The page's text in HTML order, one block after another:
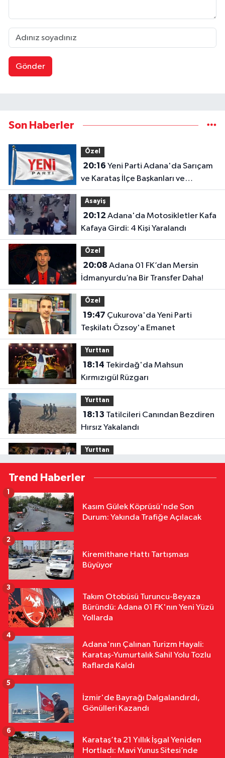
Gönder
Son Haberler
Özel
20:16
ve Karataş İlçe Başkanları ve
Yönetimleri Belirlendi
Asayiş
20:12
Kafaya Girdi: 4 Kişi Yaralandı
Özel
20:08
İdmanyurdu’na Bir Transfer Daha!
Özel
19:47
Teşkilatı Özsoy'a Emanet
Yurttan
18:14
Kırmızıgül Rüzgarı
Yurttan
18:13
Hırsız Yakalandı
Yurttan
18:12Bakan Şimşek, Gercüş'te
Toplu Açılış Törenine Katıldı
18:12 Sivas'ta Buğday Tarlasında
18:11Çalıntı Araçla 10 Kilometre
Yurttan
18:10Kar Maskeleriyle Araç Soyan
Trend Haberler
Kasım Gülek Köprüsü'nde Son
Durum: Yakında Trafiğe Açılacak
1
Kiremithane Hattı Tartışması
Büyüyor
2
Takım Otobüsü Turuncu-Beyaza
Büründü: Adana 01 FK'nın Yeni Yüzü
Yollarda
3
Adana'nın Çalınan Turizm Hayali:
Karataş-Yumurtalık Sahil Yolu Tozlu
Raflarda Kaldı
4
İzmir'de Bayrağı Dalgalandırdı,
Gönülleri Kazandı
5
Karataş’ta 21 Yıllık İşgal Yeniden
Hortladı: Mavi Yunus Sitesi’nde
6